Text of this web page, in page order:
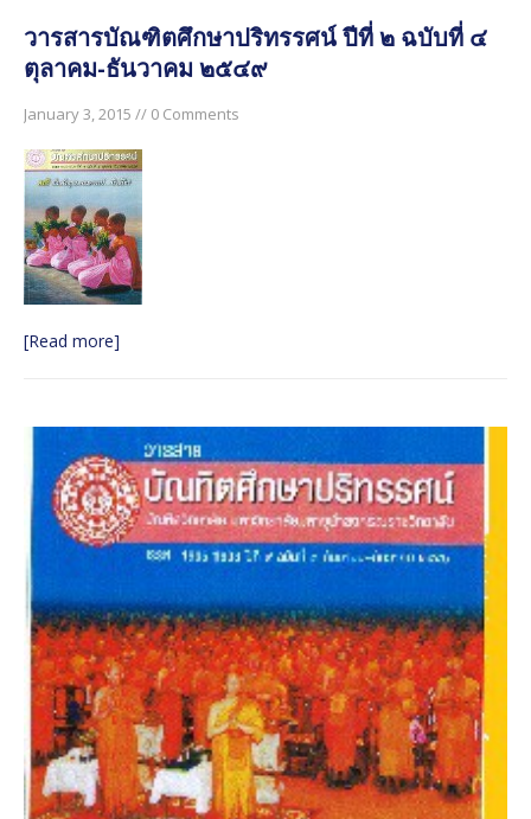
วารสารบัณฑิตศึกษาปริทรรศน์ ปีที่ ๒ ฉบับที่ ๔
ตุลาคม-ธันวาคม ๒๕๔๙
January 3, 2015 // 0 Comments
[Read more]